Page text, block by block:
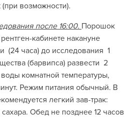
возможности).
после 16:00. Порошок
кабинете накануне
(24 часа) до исследования 1
(барвипса) развести 2
комнатной температуры,
Режим питания обычный. В
легкий зав-трак:
Обед не позднее 12 часов